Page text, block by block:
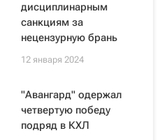
дисциплинарным
санкциям за
нецензурную брань
12 января 2024
"Авангард" одержал
четвертую победу
подряд в КХЛ